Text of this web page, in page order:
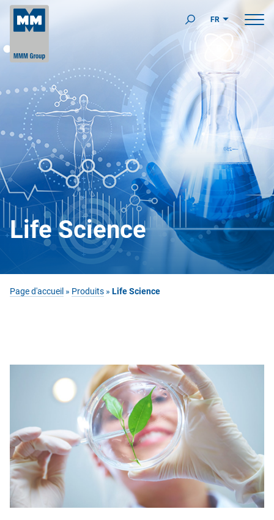
FR
Life Science
Page d'accueil » Produits » Life Science